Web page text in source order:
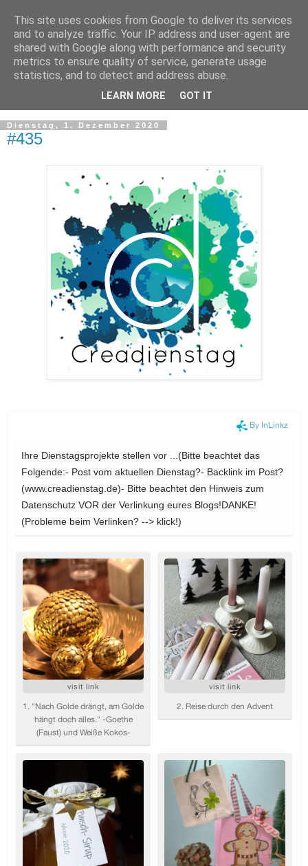
Dienstag, 1. Dezember 2020
#435
This site uses cookies from Google to deliver its services
and to analyze traffic. Your IP address and user-agent are
shared with Google along with performance and security
metrics to ensure quality of service, generate usage
statistics, and to detect and address abuse.
LEARN MORE GOT IT